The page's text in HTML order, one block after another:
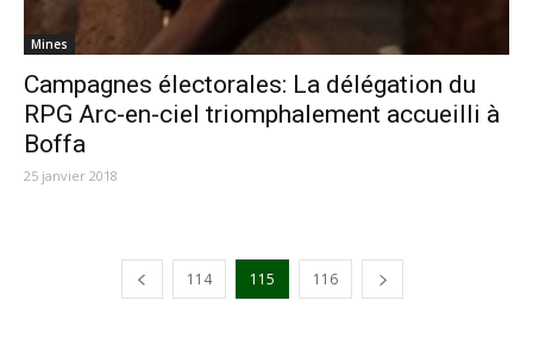
Mines
Campagnes électorales: La délégation du
RPG Arc-en-ciel triomphalement accueilli à
Boffa
25 janvier 2018
114 115 116